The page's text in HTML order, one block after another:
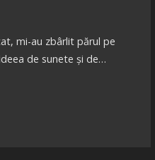
mi-au zbârlit părul pe
de sunete și de…